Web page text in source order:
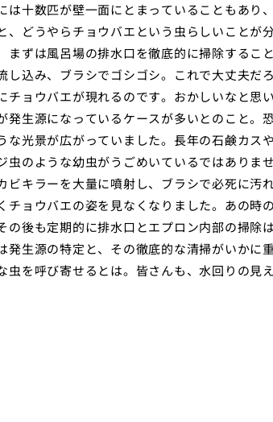
は十数匹が壁一面にとまっていることもあり
、どうやらチョウバエという虫らしいことが
まずは風呂場の排水口を徹底的に掃除するこ
込み、ブラシでゴシゴシ。これで大丈夫だ
チョウバエが現れるのです。おかしいなと思
発生源になっているケースが多いとのこと。
な光景が広がっていました。長年の石鹸カス
虫のような幼虫がうごめいているではありま
キラーを大量に噴射し、ブラシで必死に汚
チョウバエの姿を見なくなりました。あの時
の後も定期的に排水口とエプロン内部の掃除
発生源の特定と、その徹底的な清掃がいかに
虫を呼び寄せるとは。皆さんも、水回りの見